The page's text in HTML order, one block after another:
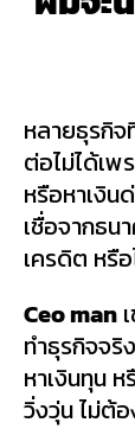
หลายธุรกิ
ต่อไม่ได้เพ
หรือหาเงิน
เชื่อจากธน
เครดิต หรื
Ceo man
ทำธุรกิจจริ
หาเงินทุน
วิ่งวุ่น ไม่ต้อ